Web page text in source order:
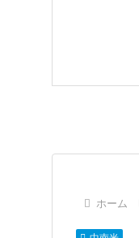
ホーム